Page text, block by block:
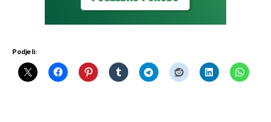
Podjeli: